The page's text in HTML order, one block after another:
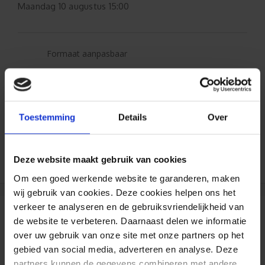
Toestemming Details Over
Deze website maakt gebruik van cookies
Om een goed werkende website te garanderen, maken
wij gebruik van cookies. Deze cookies helpen ons het
verkeer te analyseren en de gebruiksvriendelijkheid van
de website te verbeteren. Daarnaast delen we informatie
over uw gebruik van onze site met onze partners op het
gebied van social media, adverteren en analyse. Deze
partners kunnen de gegevens combineren met andere
Maandag 10 augustus 15:00
Formaat aanpasbaar
Al 35 jaar ervaring!
bestellen (lees de onafhankelijke reviews)
Reviews